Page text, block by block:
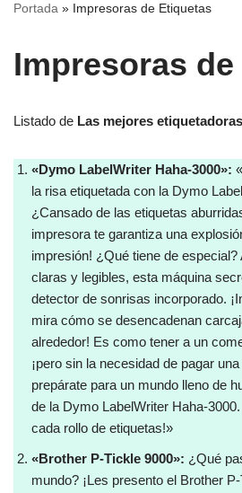
Portada » Impresoras de Etiquetas
Impresoras
Listado de Las mejores etiquetadoras
«Dymo LabelWriter Haha-3000»:
la risa etiquetada con la Dymo
¿Cansado de las etiquetas
impresora te garantiza una
impresión! ¿Qué tiene de
claras y legibles, esta máquina
detector de sonrisas incorporado.
mira cómo se desencadenan
alrededor! Es como tener a un
¡pero sin la necesidad de pagar
prepárate para un mundo lleno de
de la Dymo LabelWriter Haha-
cada rollo de etiquetas!»
«Brother P-Tickle 9000»: ¿Qué
mundo? ¡Les presento el Brother